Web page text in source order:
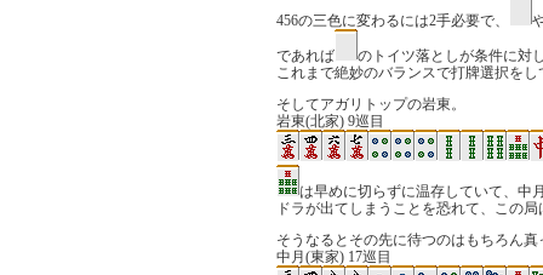
456の三色に変わるには2手必要で、
であれば
のトイツ落としが条件に対
これまで絶妙のバランスで打牌選択を
そしてアガリトップの岩東。
岩東(北家) 9巡目
は早めに切らずに温存していて、中
ドラが出てしまうことを恐れて、この
そうなるとその先に待つのはもちろん
中月(東家) 17巡目